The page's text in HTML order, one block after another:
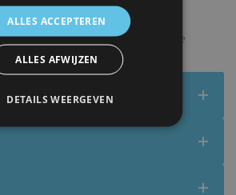
premium verpakking
afwijken van de getoonde
ALLES ACCEPTEREN
ALLES AFWIJZEN
DETAILS WEERGEVEN